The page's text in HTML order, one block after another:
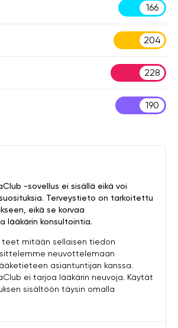
166
204
228
190
-sovellus ei sisällä eikä voi
Terveystieto on tarkoitettu
eikä se korvaa
lääkärin konsultointia.
teet mitään sellaisen tiedon
neuvottelemaan
asiantuntijan kanssa.
ei tarjoa lääkärin neuvoja. Käytät
sisältöön täysin omalla